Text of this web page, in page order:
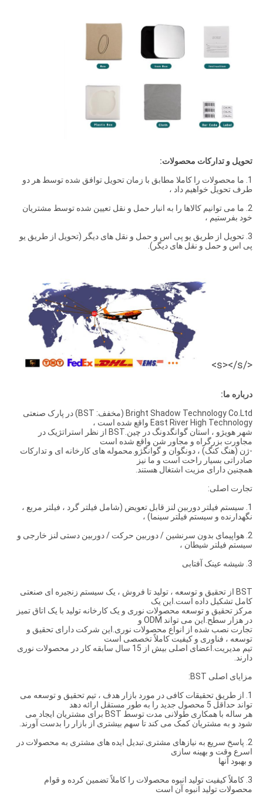
تحویل و تدارکات محصولات:
1. ما محصولات را کاملا مطابق با زمان تحویل توافق شده توسط هر دو
طرف تحویل خواهیم داد ،
2. ما می توانیم کالاها را به انبار حمل و نقل تعیین شده توسط مشتریان
خود بفرستیم ،
3. تحویل از طریق یو پی اس و حمل و نقل های دیگر (تحویل از طریق یو
پی اس و حمل و نقل های دیگر).
</s></s>
درباره ما:
Bright Shadow Technology Co.Ltd (مخفف: BST) در پارک صنعتی
East River High Technology واقع شده است ،
شهر هویژو ، استان گوانگدونگ در چین.BST از نظر استراتژیک در
مجاورت بزرگراه و مجاور شن واقع شده است
-ژن (هنگ کنگ) ، دونگوان و گوانگژو.محموله های کارخانه ای و تدارکات
صادراتی بسیار راحت است و ما نیز
همچنین دارای مزیت اشتغال هستند.
تجارت اصلی:
1. سیستم فیلتر دوربین لنز قابل تعویض (شامل فیلتر گرد ، فیلتر مربع ،
نگهدارنده و سیستم فیلتر سینما) ،
2. هواپیمای بدون سرنشین / دوربین حرکت / دوربین دستی لنز خارجی و
سیستم فیلتر شیطان ،
3. شیشه عینک آفتابی
BST از تحقیق و توسعه ، تولید تا فروش ، یک سیستم زنجیره ای صنعتی
کامل تشکیل داده است.این یک
مرکز تحقیق و توسعه محصولات نوری و یک کارخانه تولید با یک اتاق تمیز
در هزار سطح.این می تواند ODM و
تجارت نصب شده از انواع محصولات نوری.این شرکت دارای تحقیق و
توسعه ، فناوری و کیفیت کاملاً تخصصی است
تیم مدیریت.اعضای اصلی بیش از 15 سال سابقه کار در محصولات نوری
دارند.
مزایای اصلی BST:
1. از طریق تحقیقات کافی در مورد بازار هدف ، تیم تحقیق و توسعه می
تواند حداقل 5 محصول جدید را به طور مستقل ارائه دهد
هر ساله با همکاری طولانی مدت توسط BST برای مشتریان ایجاد می
شود و به مشتریان کمک می کند تا سهم بیشتری از بازار را بدست آورند.
2. پاسخ سریع به نیازهای مشتری.تبدیل ایده های مشتری به محصولات در
اسرع وقت و بهینه سازی
و بهبود آنها
3. كاملاً كیفیت تولید انبوه محصولات را كاملاً تضمین كرده و قوام
محصولات تولید انبوه آن است